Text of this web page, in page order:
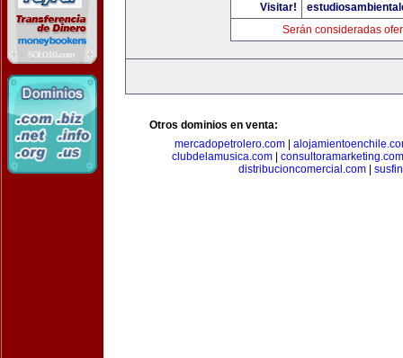
Visitar!
Serán consideradas
Otros dominios en venta:
mercadopetrolero.com|
clubdelamusica.com
consultoramarketing.com
distribucioncomercial.com